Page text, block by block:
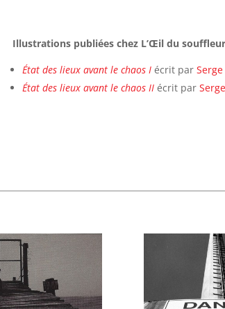
Illustrations publiées chez L’Œil du
État des lieux avant le chaos Iécrit par
État des lieux avant le chaos IIécrit par